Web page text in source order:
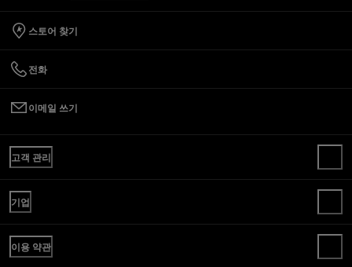
스토어 찾기
전화
이메일 쓰기
고객 관리
FAQ
주문 확인하기
배송
반품
기업
윤리강령
이용 약관